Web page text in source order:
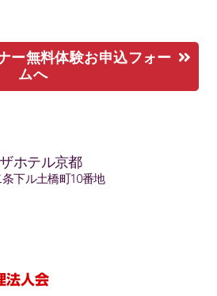
ー無料体験お申込フォー
ムへ
ホテル京都
下ル土橋町10番地
法人会